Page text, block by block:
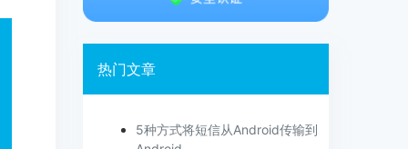
热门文章
5种方式将短信从Android传输到